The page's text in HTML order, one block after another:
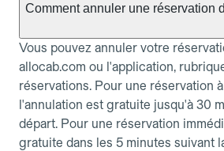
Comment annuler une réservation
Vous pouvez annuler votre
allocab.com ou l'application,
réservations. Pour une réservation
l'annulation est gratuite jusqu'à 30
départ. Pour une réservation
gratuite dans les 5 minutes suivant